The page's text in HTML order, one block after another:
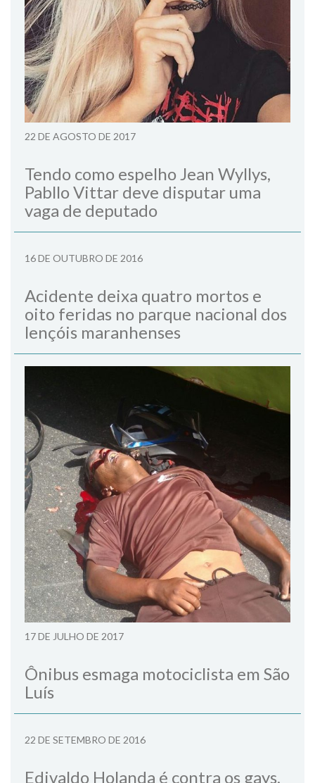
22 DE AGOSTO DE 2017
Tendo como espelho Jean Wyllys,
Pabllo Vittar deve disputar uma
vaga de deputado
16 DE OUTUBRO DE 2016
Acidente deixa quatro mortos e
oito feridas no parque nacional dos
lençóis maranhenses
17 DE JULHO DE 2017
Ônibus esmaga motociclista em São
Luís
22 DE SETEMBRO DE 2016
Edivaldo Holanda é contra os gays,